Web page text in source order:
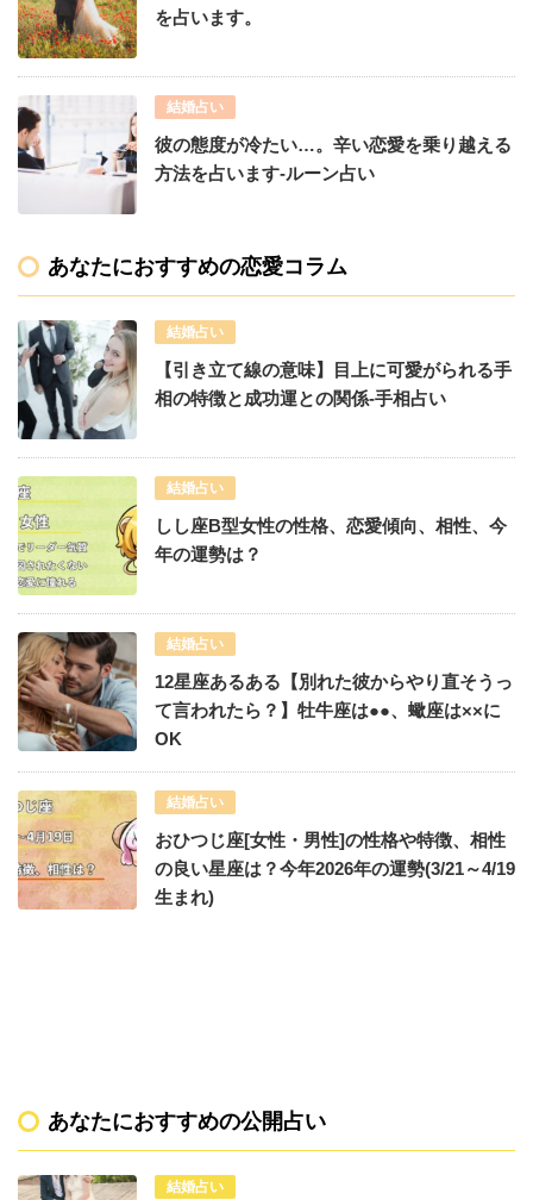
を占います。
結婚占い
彼の態度が冷たい…。辛い恋愛を乗り越える
方法を占います-ルーン占い
あなたにおすすめの恋愛コラム
結婚占い
【引き立て線の意味】目上に可愛がられる手
相の特徴と成功運との関係-手相占い
結婚占い
しし座B型女性の性格、恋愛傾向、相性、今
年の運勢は？
結婚占い
12星座あるある【別れた彼からやり直そうっ
て言われたら？】牡牛座は●●、蠍座は××に
OK
結婚占い
おひつじ座[女性・男性]の性格や特徴、相性
の良い星座は？今年2026年の運勢(3/21～4/19
生まれ)
あなたにおすすめの公開占い
結婚占い